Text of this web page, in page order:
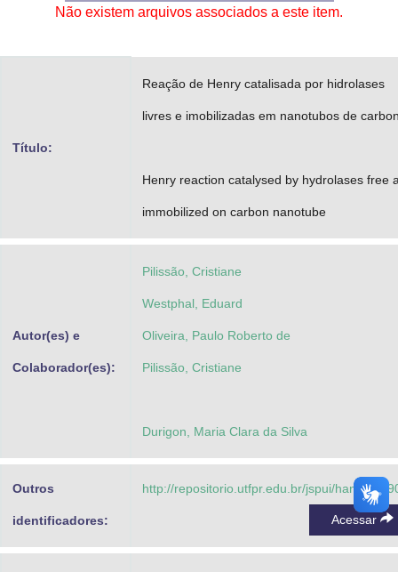
Gabinete de Segurança Institucional
Não existem arquivos associados a este item.
Título:
Reação de Henry catalisada por hidrolases
livres e imobilizadas em nanotubos de
Henry reaction catalysed by hydrolases free
immobilized on carbon nanotube
Autor(es) e
Colaborador(es):
Pilissão, Cristiane
Westphal, Eduard
Oliveira, Paulo Roberto de
Pilissão, Cristiane
Durigon, Maria Clara da Silva
Outros
identificadores:
http://repositorio.utfpr.edu.br/jspui/handle/1/
Acessar